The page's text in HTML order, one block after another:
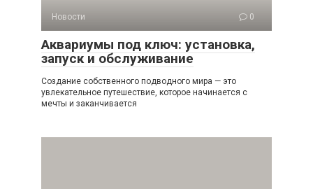
Новости 0
Аквариумы под ключ: установка,
запуск и обслуживание
Создание собственного подводного мира — это
увлекательное путешествие, которое начинается с
мечты и заканчивается